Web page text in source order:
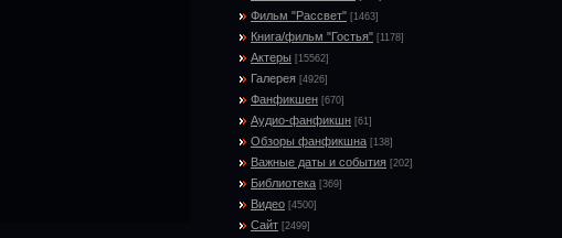
Фильм "Рассвет" [1463]
Книга/фильм "Гостья" [1178]
Актеры [15562]
Галерея [4926]
Фанфикшен [670]
Аудио-фанфикшн [61]
Обзоры фанфикшна [138]
Важные даты и события [202]
Библиотека [369]
Видео [4500]
Сайт [2499]